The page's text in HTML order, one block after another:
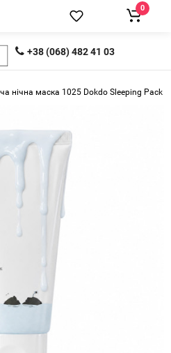
+38 (068) 482 41 03
0
нічна маска 1025 Dokdo Sleeping Pack